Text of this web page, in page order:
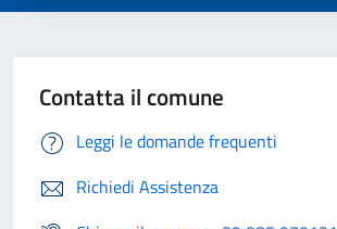
Contatta il comune
Leggi le domande frequenti
Richiedi Assistenza